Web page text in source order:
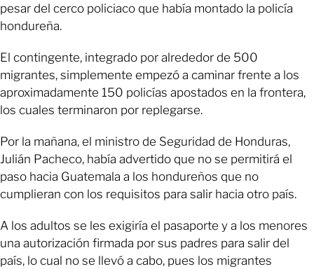
pesar del cerco policiaco que había montado la policía
hondureña.
El contingente, integrado por alrededor de 500
migrantes, simplemente empezó a caminar frente a los
aproximadamente 150 policías apostados en la frontera,
los cuales terminaron por replegarse.
Por la mañana, el ministro de Seguridad de Honduras,
Julián Pacheco, había advertido que no se permitirá el
paso hacia Guatemala a los hondureños que no
cumplieran con los requisitos para salir hacia otro país.
A los adultos se les exigiría el pasaporte y a los menores
una autorización firmada por sus padres para salir del
país, lo cual no se llevó a cabo, pues los migrantes